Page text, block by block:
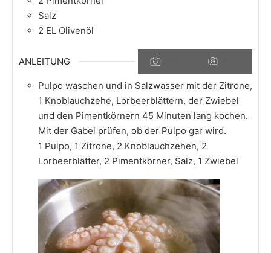
Salz
2 EL Olivenöl
ANLEITUNG
Pulpo waschen und in Salzwasser mit der Zitrone,
1 Knoblauchzehe, Lorbeerblättern, der Zwiebel
und den Pimentkörnern 45 Minuten lang kochen.
Mit der Gabel prüfen, ob der Pulpo gar wird.
1 Pulpo, 1 Zitrone, 2 Knoblauchzehen, 2
Lorbeerblätter, 2 Pimentkörner, Salz, 1 Zwiebel